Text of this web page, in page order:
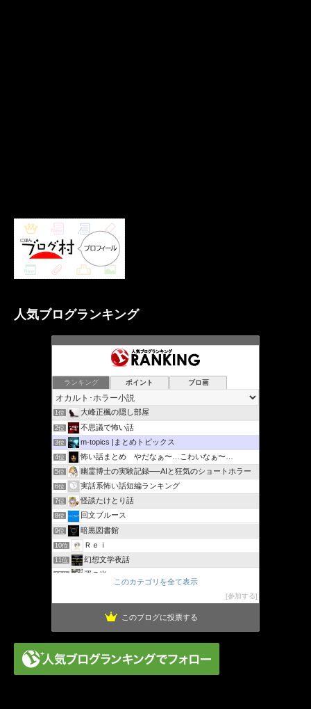
人気ブログランキング
ランキング ポイント ブロ画
1位 大峰正楓の隠し部屋
2位 不思議で怖い話
3位 m-topics |まとめトピックス
4位 怖い話まとめ やだなぁ〜…こわいなぁ〜…
5位 幽霊博士の実験記録──AIと狂気のショートホラー
6位 実話系怖い話短編ランキング
7位 怪談たけとり話
8位 回文ブルース
9位 暗黒図書館
10位 Ｒｅｉ
11位 幻想文学夜話
12位 運の光
怖いと感じた先に見えるもの(心霊・オカルト・恐怖体験談)
14位 視世陽木の怖い話 | 手軽に読める短編実話集
通りすがりの〇〇なホラーブログ
このカテゴリを全て表示
参加する
このブログに投票する